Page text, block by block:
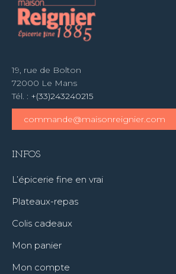
19, rue de Bolton
72000 Le Mans
Tél. : +(33)243240215
commande@maisonreignier.com
INFOS
L’épicerie fine en vrai
Plateaux-repas
Colis cadeaux
Mon panier
Mon compte